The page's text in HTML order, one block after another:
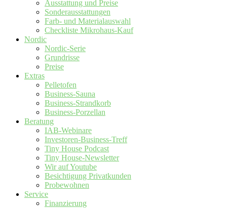
Ausstattung und Preise
Sonderausstattungen
Farb- und Materialauswahl
Checkliste Mikrohaus-Kauf
Nordic
Nordic-Serie
Grundrisse
Preise
Extras
Pelletofen
Business-Sauna
Business-Strandkorb
Business-Porzellan
Beratung
IAB-Webinare
Investoren-Business-Treff
Tiny House Podcast
Tiny House-Newsletter
Wir auf Youtube
Besichtigung Privatkunden
Probewohnen
Service
Finanzierung